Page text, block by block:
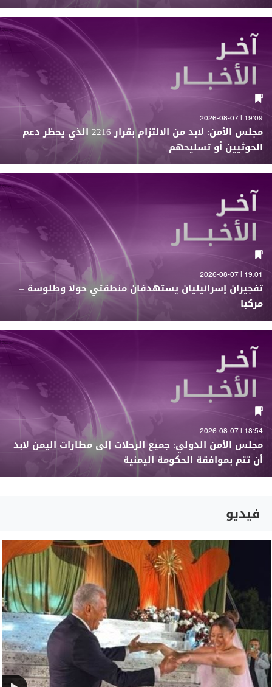
19:09 | 2026-08-07
مجلس الأمن: لابد من الالتزام بقرار 2216 الذي يحظر دعم
الحوثيين أو تسليحهم
19:01 | 2026-08-07
تفجيران إسرائيليان يستهدفان منطقتي حولا وطلوسة –
مركبا
18:54 | 2026-08-07
مجلس الأمن الدولي: جميع الرحلات إلى مطارات اليمن لابد
أن تتم بموافقة الحكومة اليمنية
فيديو